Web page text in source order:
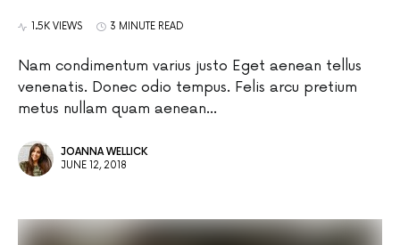
1.5K VIEWS 3 MINUTE READ
Nam condimentum varius justo Eget aenean tellus
venenatis. Donec odio tempus. Felis arcu pretium
metus nullam quam aenean…
JOANNA WELLICK
JUNE 12, 2018